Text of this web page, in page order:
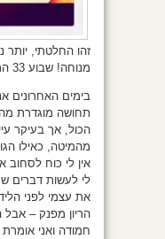
זהו החלטתי, יותר
מנוחה! שבוע 33 הריון תאומים – ברוך הבא חבר…
בימים האחרונים
תחושה מוגדרת
הכול, אך בעיקר
מהמיטה, כאילו
אין לי כוח
לי לעשות דברים
את עצמי לפני
הריון מפנק –
חמודה ואני